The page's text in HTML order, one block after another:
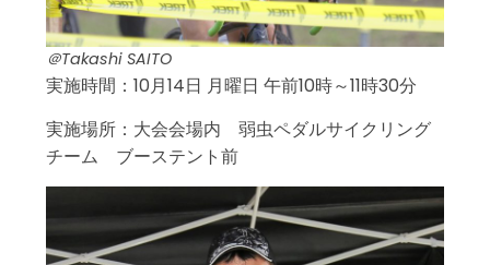
＠Takashi SAITO
実施時間：10月14日 月曜日 午前10時～11時30分
実施場所：大会会場内 弱虫ペダルサイクリング
チーム ブーステント前